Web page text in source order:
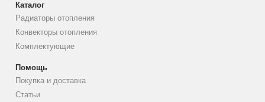
Каталог
Радиаторы отопления
Конвекторы отопления
Комплектующие
Помощь
Покупка и доставка
Статьи